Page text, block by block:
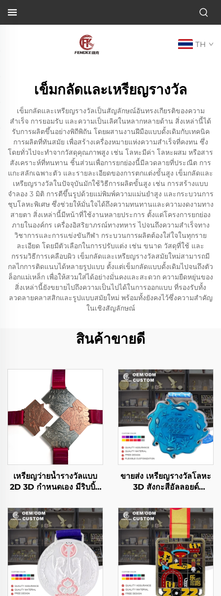
TH
เข็มกลัดและเหรียญรางวัล
เข็มกลัดและเหรียญรางวัลเป็นสัญลักษณ์อันทรงเกียรติของความ
สำเร็จ การยอมรับ และความเป็นเลิศในหลากหลายด้าน สิ่งเหล่านี้ได้
รับการผลิตขึ้นอย่างพิถีพิถัน โดยผสานงานฝีมือแบบดั้งเดิมกับเทคนิค
การผลิตที่ทันสมัย เพื่อสร้างเครื่องหมายแห่งความสำเร็จที่คงทน ซึ่ง
โดยทั่วไปจะทำจากวัสดุคุณภาพสูง เช่น โลหะมีค่า โลหะผสม หรือสาร
สังเคราะห์ที่ทนทาน ชิ้นส่วนเพื่อการยกย่องนี้มีลวดลายที่ประณีต การ
แกะสลักเฉพาะตัว และรายละเอียดของการตกแต่งขั้นสูง เข็มกลัดและ
เหรียญรางวัลในปัจจุบันมักใช้วิธีการผลิตขั้นสูง เช่น การสร้างแบบ
จำลอง 3 มิติ การตีขึ้นรูปด้วยแม่พิมพ์ความแม่นยำสูง และกระบวนการ
ชุบโลหะพิเศษ ซึ่งช่วยให้มั่นใจได้ถึงความทนทานและความงดงามทาง
สายตา สิ่งเหล่านี้มีหน้าที่ใช้งานหลายประการ ตั้งแต่โครงการยกย่อง
ภายในองค์กร เครื่องอิสริยาภรณ์ทางทหาร ไปจนถึงความสำเร็จทาง
วิชาการและการแข่งขันกีฬา กระบวนการผลิตต้องใส่ใจในทุกราย
ละเอียด โดยมีตัวเลือกในการปรับแต่ง เช่น ขนาด วัสดุที่ใช้ และ
กรรมวิธีการเคลือบผิว เข็มกลัดและเหรียญรางวัลสมัยใหม่สามารถมี
กลไกการติดแนบได้หลายรูปแบบ ตั้งแต่เข็มกลัดแบบดั้งเดิมไปจนถึงตัว
ล็อกแม่เหล็ก เพื่อให้สวมใส่ได้อย่างมั่นคงและสะดวก ความยืดหยุ่นของ
สิ่งเหล่านี้ยังขยายไปถึงความเป็นไปได้ในการออกแบบ ที่รองรับทั้ง
ลวดลายคลาสสิกและรูปแบบสมัยใหม่ พร้อมทั้งยังคงไว้ซึ่งความสำคัญ
ในเชิงสัญลักษณ์
สินค้าขายดี
เหรียญว่ายน้ำรางวัลแบบ
2D 3D กำหนดเอง มีริบบิ้น
แบบปริศนา
ขายส่ง เหรียญรางวัลโลหะ
3D สังกะสีอัลลอยด์
มาราธอนวิ่ง